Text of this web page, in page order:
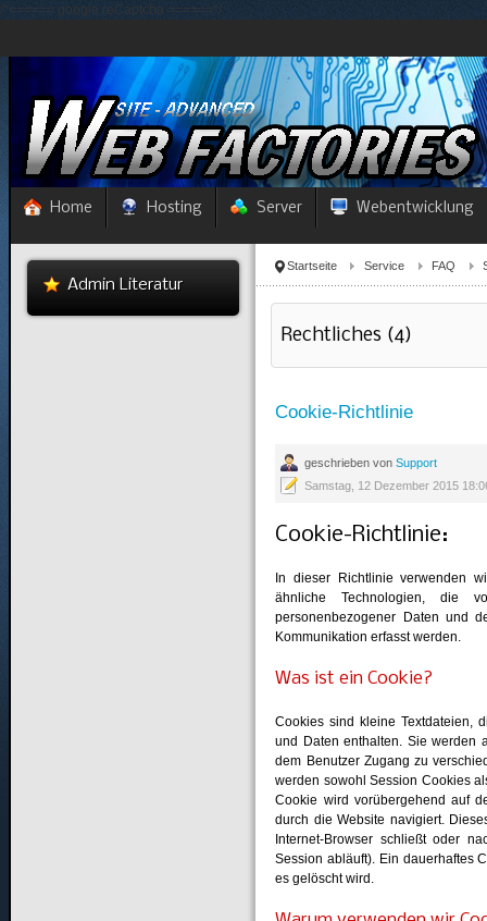
/*====== google reCaptcha ======*/
Home Hosting Server Webentwicklung
Startseite Service FAQ
Rechtliches (4)
Cookie-Richtlinie
geschrieben vonSupport
Samstag, 12 Dezember 2015
Cookie-Richtlinie:
In dieser Richtlinie verwenden
ähnliche Technologien, die
personenbezogener Daten und
Kommunikation erfasst werden.
Was ist ein Cookie?
Cookies sind kleine Textdateien,
und Daten enthalten. Sie werden
dem Benutzer Zugang zu
werden sowohl Session Cookies
Cookie wird vorübergehend auf
durch die Website navigiert.
Internet-Browser schließt oder
Session abläuft). Ein dauerhaftes
es gelöscht wird.
Admin Literatur